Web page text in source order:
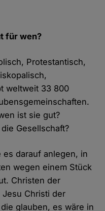
für wen?
Protestantisch,
weltweit 33 800
ist sie gut?
Gesellschaft?
darauf anlegen, in
wegen einem Stück
Christen der
Jesu Christi der
glauben, es wäre in